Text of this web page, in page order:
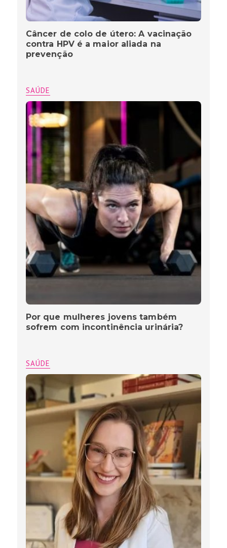
Câncer de colo de útero: A vacinação
contra HPV é a maior aliada na
prevenção
SAÚDE
Por que mulheres jovens também
sofrem com incontinência urinária?
SAÚDE